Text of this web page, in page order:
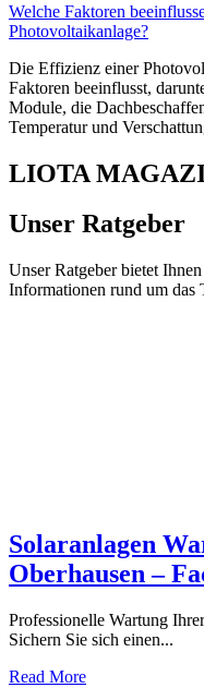
Welche Faktoren
Photovoltaikanlage?
Die Effizienz einer
Faktoren beeinflusst,
Module, die
Temperatur und
LIOTA
Unser Ratgeber
Unser Ratgeber bietet
Informationen rund um das
Solaranlagen
Oberhausen –
Professionelle Wartung
Sichern Sie sich einen...
Read More